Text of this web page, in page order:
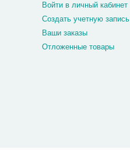
Войти в личный кабинет
Создать учетную запись
Ваши заказы
Отложенные товары